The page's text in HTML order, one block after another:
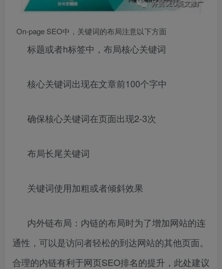
On-page SEO中，关键词的布局注意以下方面
标题或者h标签中，布局核心关键词
核心关键词出现在文章前100个字中
确保核心关键词在页面出现2-3次
布局长尾关键词
关键词使用加粗或者倾斜效果
内外链布局：内链的布局时为了增加网站的连
通性，可以是访问者轻松的到达网站的其他页面。
合理的内链有利于网页SEO排名的提升，此处建议